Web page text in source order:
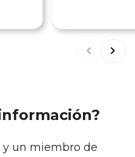
un miembro de